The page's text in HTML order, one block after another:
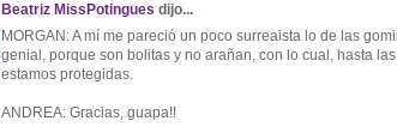
Beatriz MissPotingues dijo...
MORGAN: A mí me pareció un poco surreaista lo de las
genial, porque son bolitas y no arañan, con lo cual, hasta
estamos protegidas.
ANDREA: Gracias, guapa!!